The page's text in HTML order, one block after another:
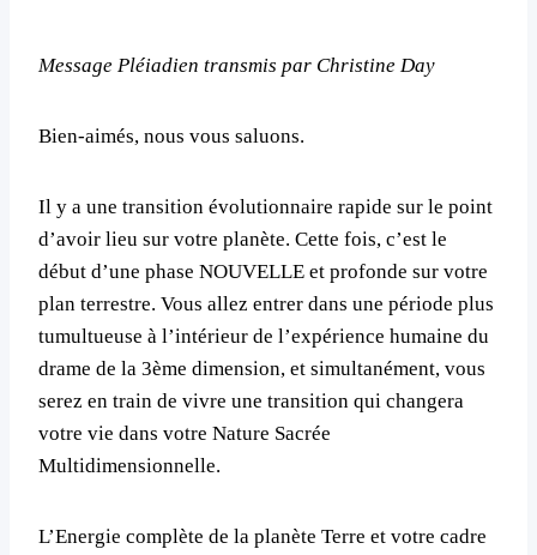
Message Pléiadien transmis par Christine Day
Bien-aimés, nous vous saluons.
Il y a une transition évolutionnaire rapide sur le point
d’avoir lieu sur votre planète. Cette fois, c’est le
début d’une phase NOUVELLE et profonde sur votre
plan terrestre. Vous allez entrer dans une période plus
tumultueuse à l’intérieur de l’expérience humaine du
drame de la 3ème dimension, et simultanément, vous
serez en train de vivre une transition qui changera
votre vie dans votre Nature Sacrée
Multidimensionnelle.
L’Energie complète de la planète Terre et votre cadre